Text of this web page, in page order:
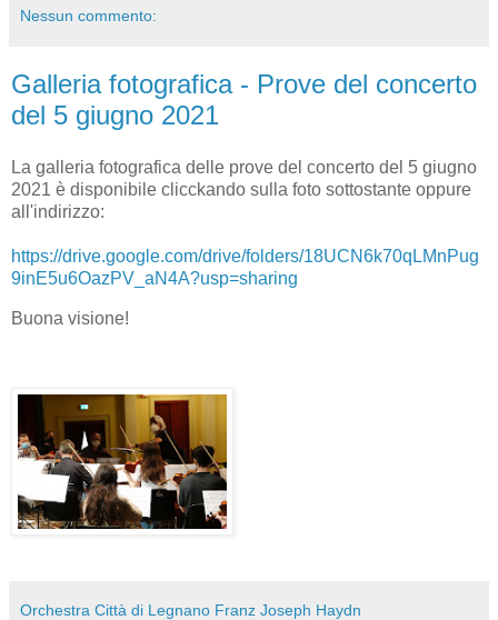
Nessun commento:
Galleria fotografica - Prove del concerto
del 5 giugno 2021
La galleria fotografica delle prove del concerto del 5 giugno
2021 è disponibile clicckando sulla foto sottostante oppure
all'indirizzo:
https://drive.google.com/drive/folders/18UCN6k70qLMnPug
9inE5u6OazPV_aN4A?usp=sharing
Buona visione!
Orchestra Città di Legnano Franz Joseph Haydn